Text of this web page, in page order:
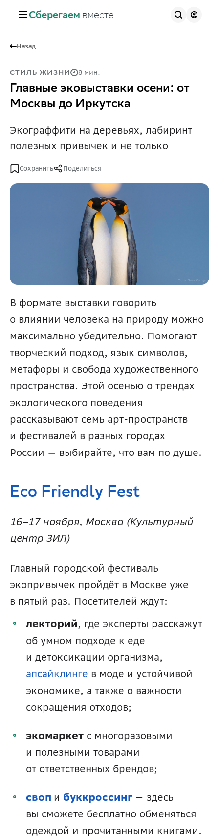
Сберегаем вместе
Назад
СТИЛЬ ЖИЗНИ 8 мин.
Главные эковыставки осени: от
Москвы до Иркутска
Экограффити на деревьях, лабиринт
полезных привычек и не только
Сохранить Поделиться
В формате выставки говорить
о влиянии человека на природу можно
максимально убедительно. Помогают
творческий подход, язык символов,
метафоры и свобода художественного
пространства. Этой осенью о трендах
экологического поведения
рассказывают семь арт-пространств
и фестивалей в разных городах
России — выбирайте, что вам по душе.
Eco Friendly Fest
16–17 ноября, Москва (Культурный
центр ЗИЛ)
Главный городской фестиваль
экопривычек пройдёт в Москве уже
в пятый раз. Посетителей ждут:
лекторий, где эксперты расскажут
об умном подходе к еде
апсайклинге в моде и устойчивой
экономике, а также о важности
сокращения отходов;
экомаркет с многоразовыми
и полезными товарами
от ответственных брендов;
своп и буккроссинг — здесь
вы сможете бесплатно обменяться
одеждой и прочитанными книгами.